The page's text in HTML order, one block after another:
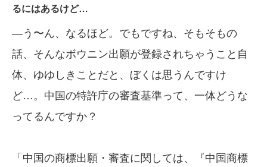
るにはあるけど…
—う〜ん、なるほど。でもですね、そもそもの
話、そんなボウニン出願が登録されちゃうこと自
体、ゆゆしきことだと、ぼくは思うんですけ
ど…。中国の特許庁の審査基準って、一体どうな
ってるんですか？
「中国の商標出願・審査に関しては、『中国商標